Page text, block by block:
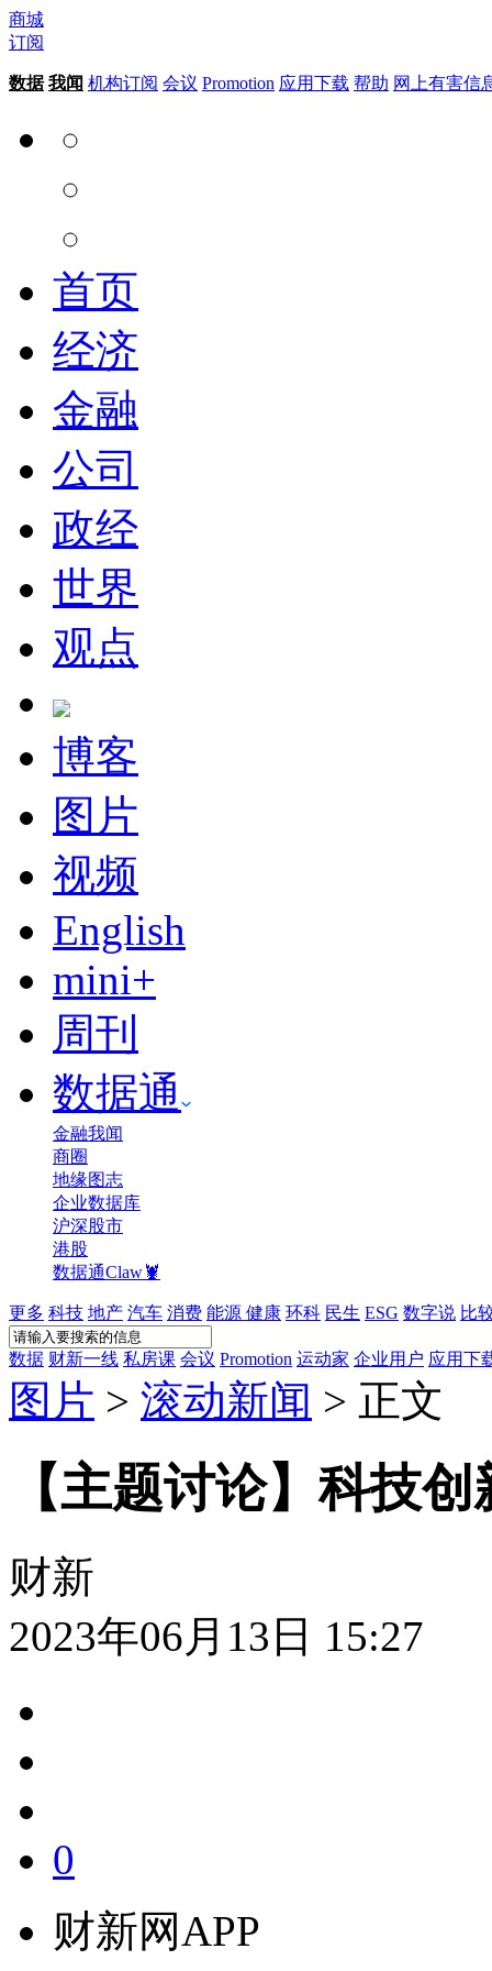
商城
订阅
数据 我闻 机构订阅 会议 Promotion 应用下载 帮助 网上有害信
首页
经济
金融
公司
政经
世界
观点
博客
图片
视频
English
mini+
周刊
数据通
金融我闻
商圈
地缘图志
企业数据库
沪深股市
港股
数据通Claw🦞
更多 科技 地产 汽车 消费 能源 健康 环科 民生 ESG 数字说 比
数据 财新一线 私房课 会议 Promotion 运动家 企业用户 应用下
图片 > 滚动新闻 > 正文
【主题讨论】科技
财新
2023年06月13日 15:27
0
财新网APP